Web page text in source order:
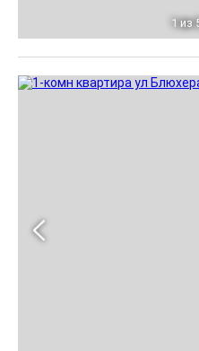
1 из